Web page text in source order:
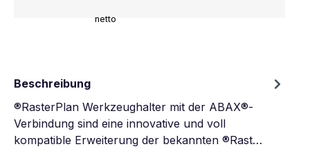
netto
Beschreibung
®RasterPlan Werkzeughalter mit der ABAX®-
Verbindung sind eine innovative und voll
kompatible Erweiterung der bekannten ®Rast…